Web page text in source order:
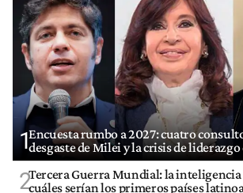
1Encuesta rumbo a 2027: cuatro
desgaste de Milei y la crisis de
2Tercera Guerra Mundial: la
cuáles serían los primeros países